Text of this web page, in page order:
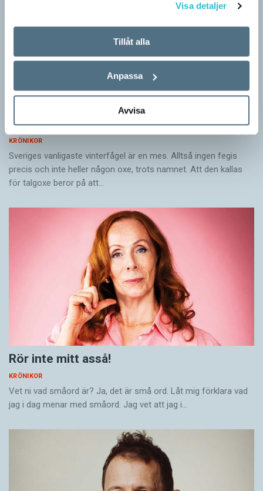
Visa detaljer
Tillåt alla
Anpassa
Avvisa
Mesen är ingen fegis
KRÖNIKOR
Sveriges vanligaste vinterfågel är en mes. Alltså ingen fegis
precis och inte heller någon oxe, trots namnet. Att den kallas
för talgoxe beror på att…
Rör inte mitt asså!
KRÖNIKOR
Vet ni vad småord är? Ja, det är små ord. Låt mig förklara vad
jag i dag menar med småord. Jag vet att jag i…